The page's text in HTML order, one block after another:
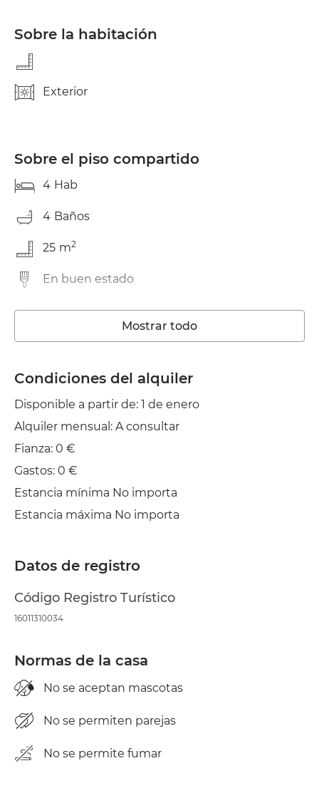
Sobre la habitación
Exterior
Sobre el piso compartido
4 Hab
4 Baños
25 m2
En buen estado
Lavadora
Ascensor
Wifi
TV
Plancha
Secadora
Mostrar todo
Condiciones del alquiler
Disponible a partir de: 1 de enero
Alquiler mensual: A consultar
Fianza: 0 €
Gastos: 0 €
Estancia mínima No importa
Estancia máxima No importa
Datos de registro
Código Registro Turístico
16011310034
Normas de la casa
No se aceptan mascotas
No se permiten parejas
No se permite fumar